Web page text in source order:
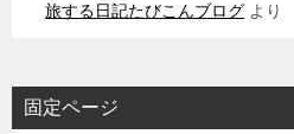
旅する日記たびこんブログ より
固定ページ